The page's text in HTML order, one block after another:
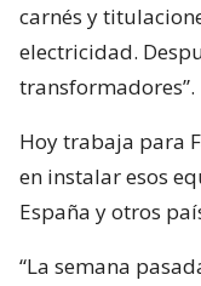
carnés y
electricidad.
transformadores”.
Hoy trabaja para
en instalar esos
España y otros
“La semana